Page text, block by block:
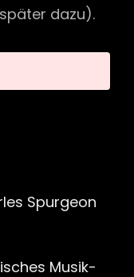
dazu).
Spurgeon
Musik-